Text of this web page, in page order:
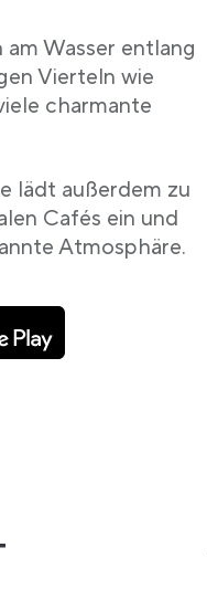
Wasser entlang
Vierteln wie
charmante
lädt außerdem zu
Cafés ein und
Atmosphäre.
tab
tab